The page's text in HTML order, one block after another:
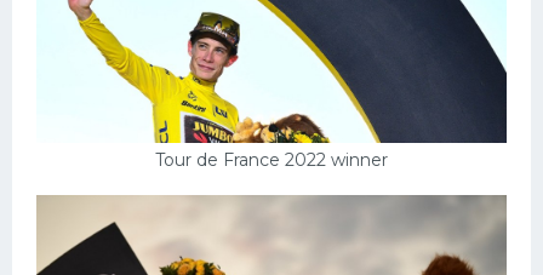
Tour de France 2022 winner
Интерьер квартиры